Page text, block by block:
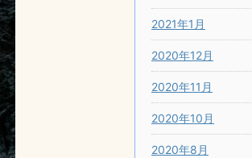
2021年1月
2020年12月
2020年11月
2020年10月
2020年8月